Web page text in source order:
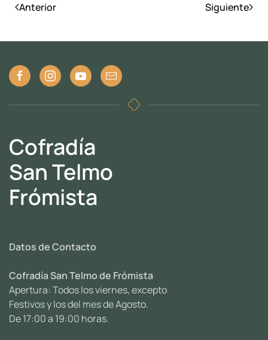
Anterior Siguiente
Cofradía
San Telmo
Frómista
Datos de Contacto
Cofradía San Telmo de Frómista
Apertura: Todos los viernes, excepto
Festivos y los del mes de Agosto.
De 17:00 a 19:00 horas.